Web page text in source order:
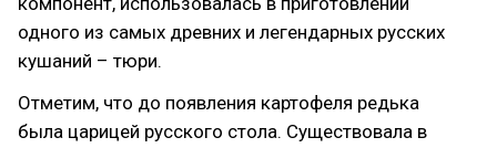
одного из самых древних и легендарных русских
кушаний – тюри.
Отметим, что до появления картофеля редька
была царицей русского стола. Существовала в